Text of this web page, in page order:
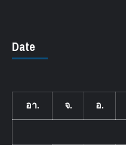
Date
อา. จ. อ.